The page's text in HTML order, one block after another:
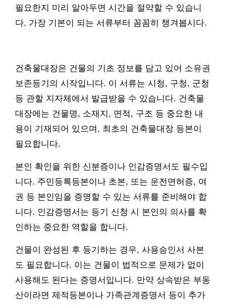
필요한지 미리 알아두면 시간을 절약할 수 있습니
다. 가장 기본이 되는 서류부터 꼼꼼히 챙겨봅시다.
건축물대장은 건물의 기초 정보를 담고 있어 소유권
보존등기의 시작입니다. 이 서류는 시청, 구청, 군청
등 관할 지자체에서 발급받을 수 있습니다. 건축물
대장에는 건물명, 소재지, 면적, 구조 등 중요한 내
용이 기재되어 있으며, 최초의 건축물대장 등본이
필요합니다.
본인 확인을 위한 신분증이나 인감증명서도 필수입
니다. 주민등록등본이나 초본, 또는 운전면허증, 여
권 등 본인임을 증명할 수 있는 서류를 준비해야 합
니다. 인감증명서는 등기 신청 시 본인의 의사를 확
인하는 중요한 역할을 합니다.
건물이 완성된 후 등기하는 경우, 사용승인서 사본
도 필요합니다. 이는 건물이 법적으로 문제가 없이
사용해도 된다는 증명서입니다. 만약 상속받은 부동
산이라면 제적등본이나 가족관계증명서 등이 추가